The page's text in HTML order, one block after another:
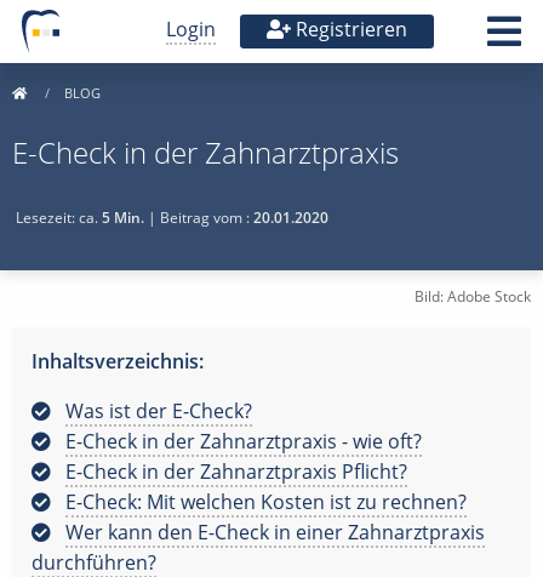
Login Registrieren
BLOG
E-Check in der Zahnarztpraxis
Lesezeit: ca.5 Min. | Beitrag vom :20.01.2020
Bild: Adobe Stock
Inhaltsverzeichnis:
Was ist der E-Check?
E-Check in der Zahnarztpraxis - wie oft?
E-Check in der Zahnarztpraxis Pflicht?
E-Check: Mit welchen Kosten ist zu rechnen?
Wer kann den E-Check in einer Zahnarztpraxis
durchführen?